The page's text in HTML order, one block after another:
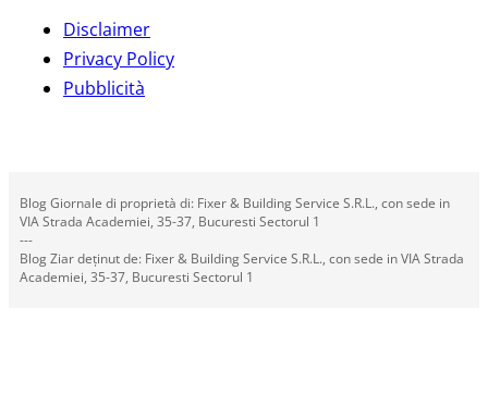
Disclaimer
Privacy Policy
Pubblicità
Blog Giornale di proprietà di: Fixer & Building Service S.R.L., con sede in
VIA Strada Academiei, 35-37, Bucuresti Sectorul 1
---
Blog Ziar deținut de: Fixer & Building Service S.R.L., con sede in VIA Strada
Academiei, 35-37, Bucuresti Sectorul 1